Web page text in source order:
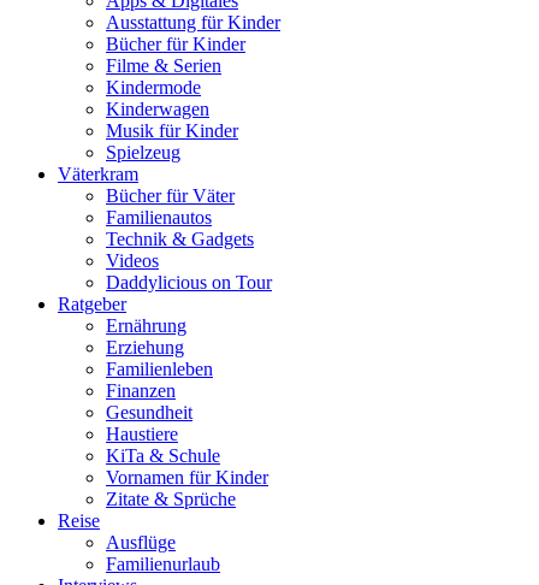
Ausstattung für Kinder
Bücher für Kinder
Filme & Serien
Kindermode
Kinderwagen
Musik für Kinder
Spielzeug
Väterkram
Bücher für Väter
Familienautos
Technik & Gadgets
Videos
Daddylicious on Tour
Ratgeber
Ernährung
Erziehung
Familienleben
Finanzen
Gesundheit
Haustiere
KiTa & Schule
Vornamen für Kinder
Zitate & Sprüche
Reise
Ausflüge
Familienurlaub